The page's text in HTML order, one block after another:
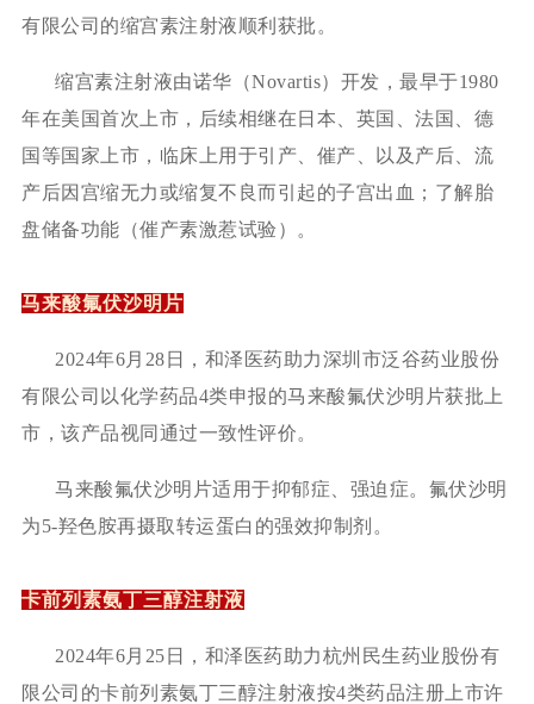
有限公司的缩宫素注射液顺利获批。
缩宫素注射液由诺华（Novartis）开发，最早于1980
年在美国首次上市，后续相继在日本、英国、法国、德
国等国家上市，临床上用于引产、催产、以及产后、流
产后因宫缩无力或缩复不良而引起的子宫出血；了解胎
盘储备功能（催产素激惹试验）。
马来酸氟伏沙明片
2024年6月28日，和泽医药助力深圳市泛谷药业股份
有限公司以化学药品4类申报的马来酸氟伏沙明片获批上
市，该产品视同通过一致性评价。
马来酸氟伏沙明片适用于抑郁症、强迫症。氟伏沙明
为5-羟色胺再摄取转运蛋白的强效抑制剂。
卡前列素氨丁三醇注射液
2024年6月25日，和泽医药助力杭州民生药业股份有
限公司的卡前列素氨丁三醇注射液按4类药品注册上市许